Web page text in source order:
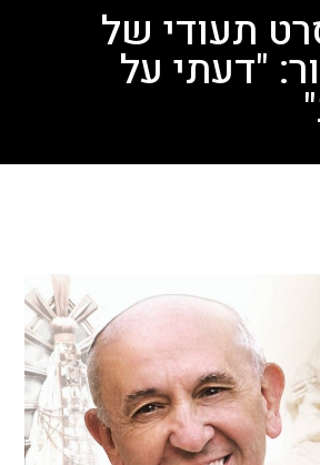
תעודי של
"דעתי על